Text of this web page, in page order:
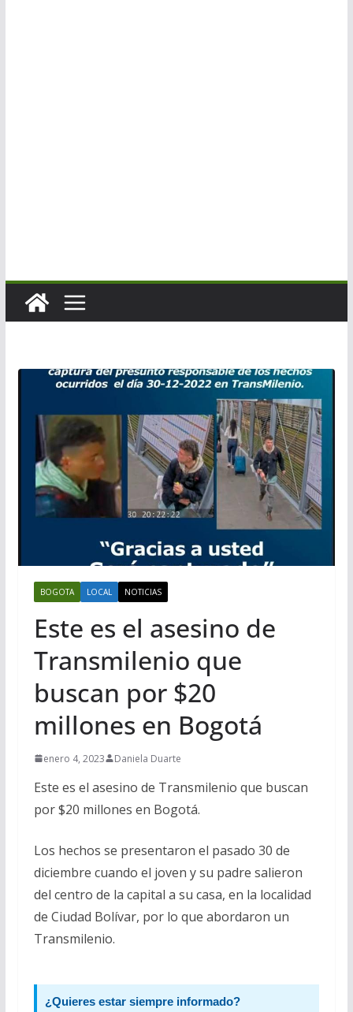
BOGOTA LOCAL NOTICIAS
Este es el asesino de
Transmilenio que
buscan por $20
millones en Bogotá
enero 4, 2023 Daniela Duarte
Este es el asesino de Transmilenio que buscan
por $20 millones en Bogotá.
Los hechos se presentaron el pasado 30 de
diciembre cuando el joven y su padre salieron
del centro de la capital a su casa, en la localidad
de Ciudad Bolívar, por lo que abordaron un
Transmilenio.
¿Quieres estar siempre informado?